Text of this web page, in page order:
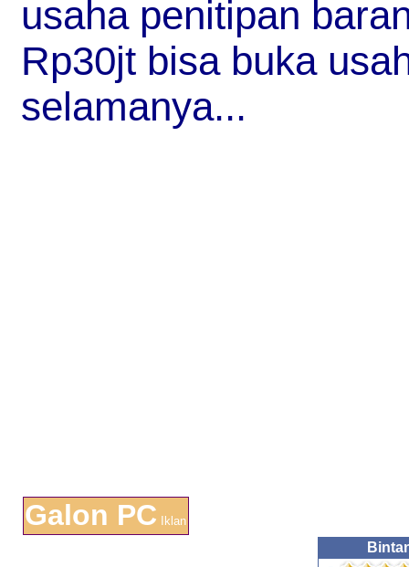
usaha penitipan
Rp30jt bisa buka
selamanya...
Galon PC Iklan